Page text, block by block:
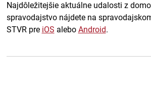
Najdôležitejšie aktuálne udalosti z
spravodajstvo nájdete na
STVR pre iOS alebo Android.